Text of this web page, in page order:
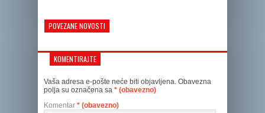
POVEZANE NOVOSTI
KOMENTIRAJTE
Vaša adresa e-pošte neće biti objavljena. Obavezna
polja su označena sa * (obavezno)
Komentar * (obavezno)